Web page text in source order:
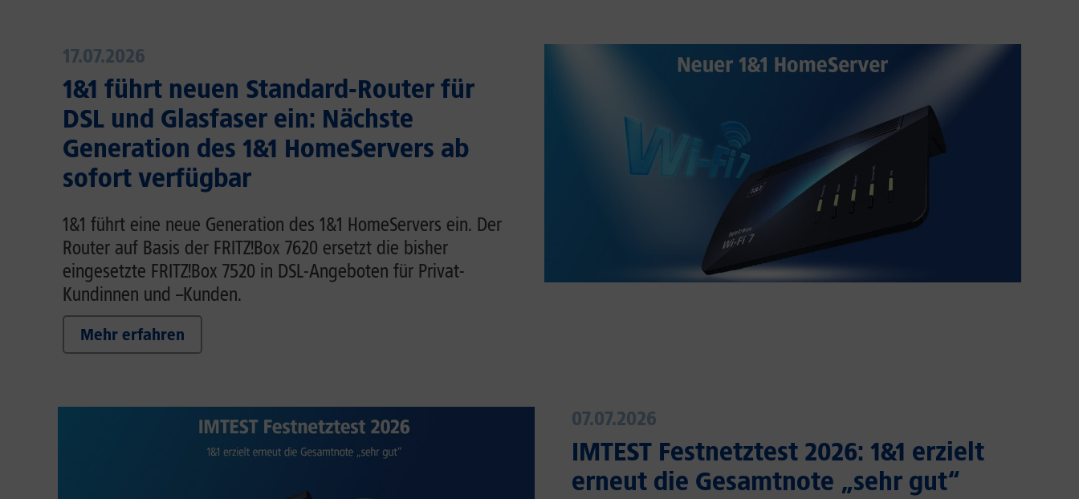
17.07.2026
1&1 führt neuen Standard-Router für
DSL und Glasfaser ein: Nächste
Generation des 1&1 HomeServers ab
sofort verfügbar
1&1 führt eine neue Generation des 1&1 HomeServers ein. Der
Router auf Basis der FRITZ!Box 7620 ersetzt die bisher
eingesetzte FRITZ!Box 7520 in DSL-Angeboten für Privat-
Kundinnen und –Kunden.
Mehr erfahren
07.07.2026
IMTEST Festnetztest 2026: 1&1 erzielt
erneut die Gesamtnote „sehr gut“